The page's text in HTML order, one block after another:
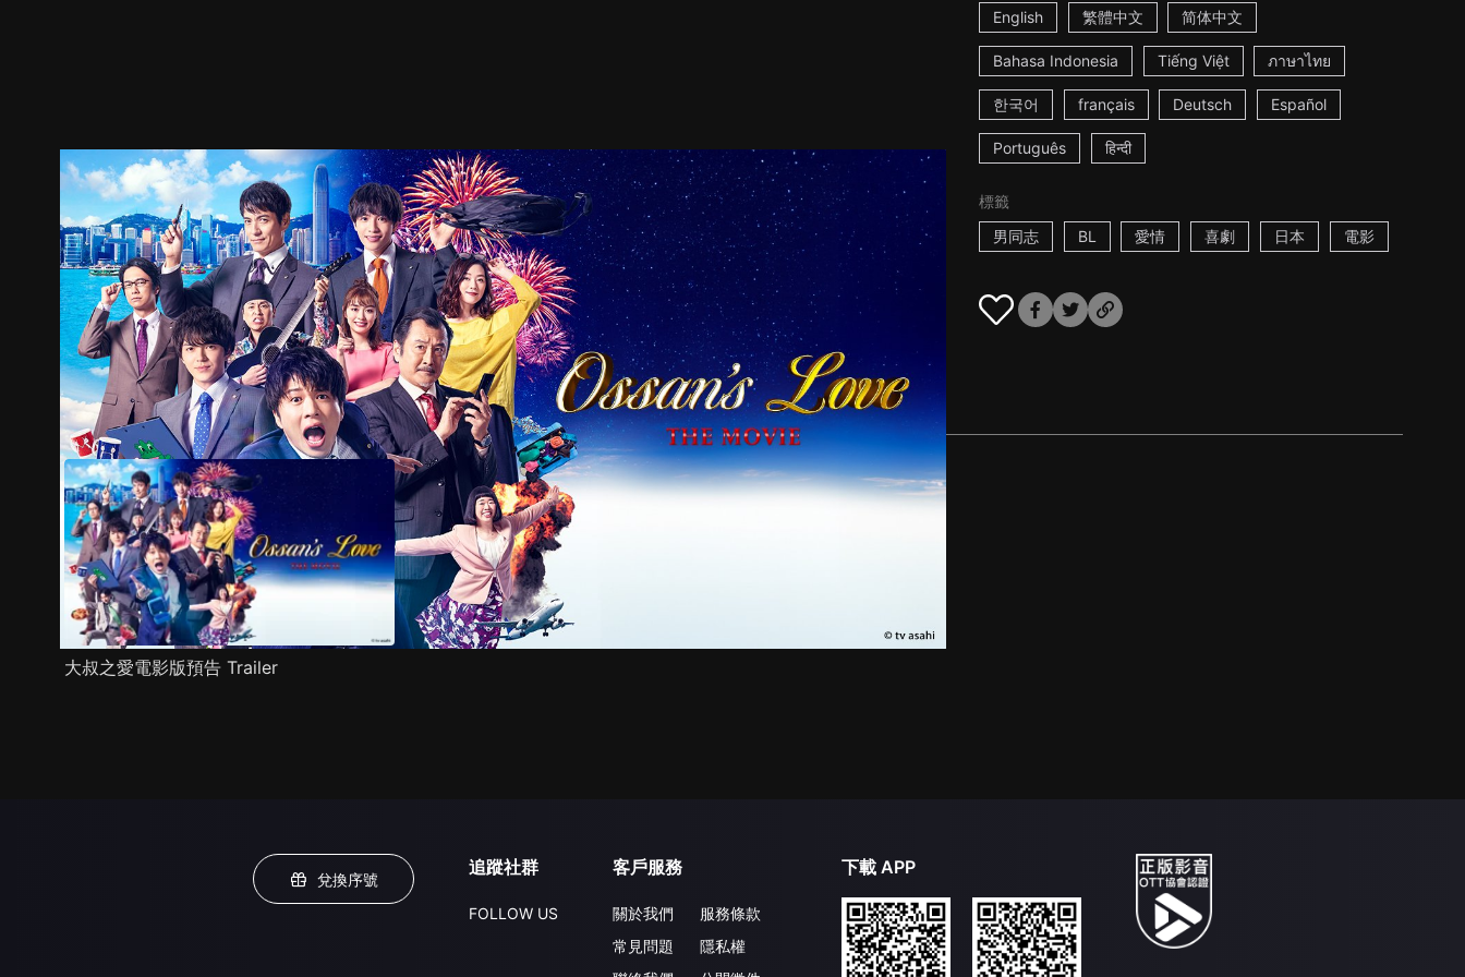
English 繁體中文 简体中文
Bahasa Indonesia Tiếng Việt ภาษาไทย
한국어 français Deutsch Español
Português हिन्दी
標籤
男同志
BL 愛情 喜劇 日本 電影
預告 劇照 推薦影片 劇情介紹
大叔之愛電影版預告 Trailer
兌換序號
追蹤社群
FOLLOW US
客戶服務
關於我們
常見問題
服務條款
隱私權
下載 APP